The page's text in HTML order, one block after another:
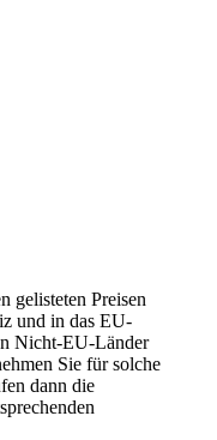
gelisteten Preisen
und in das EU-
Nicht-EU-Länder
Sie für solche
dann die